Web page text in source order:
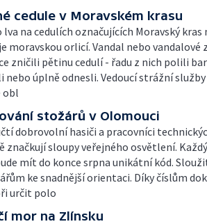
cedule v Moravském krasu
lva na cedulích označujících Moravský kras
moravskou orlicí. Vandal nebo vandalové
zničili pětinu cedulí - řadu z nich polili
nebo úplně odnesli. Vedoucí strážní
obl
stožárů v Olomouci
dobrovolní hasiči a pracovníci
značkují sloupy veřejného osvětlení.
mít do konce srpna unikátní kód.
ke snadnější orientaci. Díky číslům
určit polo
mor na Zlínsku